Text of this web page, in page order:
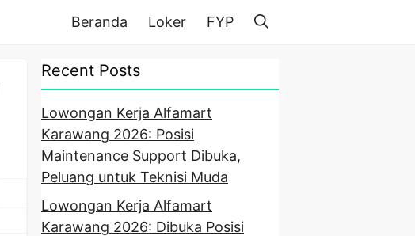
Beranda Loker FYP
Recent Posts
Lowongan Kerja Alfamart
Karawang 2026: Posisi
Maintenance Support Dibuka,
Peluang untuk Teknisi Muda
Lowongan Kerja Alfamart
Karawang 2026: Dibuka Posisi